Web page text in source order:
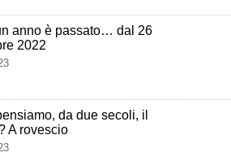
anno è passato… dal 26
2022
da due secoli, il
A rovescio